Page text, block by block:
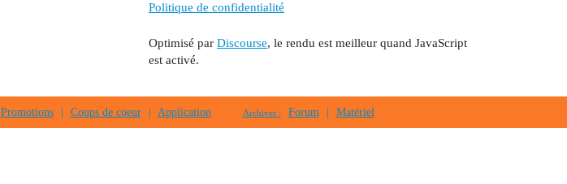
Politique de confidentialité
Optimisé par Discourse, le rendu est meilleur quand JavaScript
est activé.
Promotions Coups de coeur Application Archives : Forum Matériel